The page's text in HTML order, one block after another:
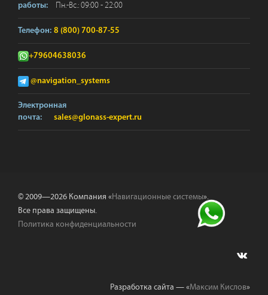
работы:
Пн.-Вс.: 09:00 - 22:00
Телефон: 8 (800) 700-87-55
+79604638036
@navigation_systems
Электронная
почта:
sales@glonass-expert.ru
© 2009—2026 Компания «Навигационные системы».
Все права защищены.
Политика конфиденциальности
Разработка сайта — «Максим Кислов»